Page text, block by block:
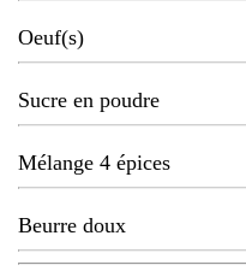
Oeuf(s)
Sucre en poudre
Mélange 4 épices
Beurre doux